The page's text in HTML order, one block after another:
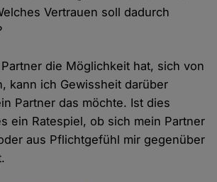
Vertrauen soll dadurch
die Möglichkeit hat, sich von
kann ich Gewissheit darüber
Partner das möchte. Ist dies
ein Ratespiel, ob sich mein Partner
aus Pflichtgefühl mir gegenüber